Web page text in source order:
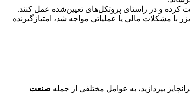
کرده و در راستای پروتکل‌های تعیین‌شده عمل کنند.
با مشکلات مالی یا عملیاتی مواجه شد، امتیازگیرنده
بپردازید،‌ به عوامل مختلفی از جمله صنعت